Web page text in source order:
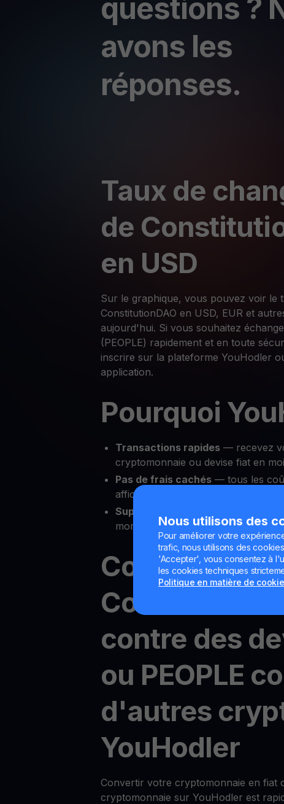
Nous utilisons des
Pour améliorer votre
trafic, nous utilisons des
'Accepter', vous consentez à
les cookies techniques
Politique en matière de
questions ?
avons les
réponses.
Taux de
de
en USD
Sur le graphique, vous pouvez voir le
ConstitutionDAO en USD, EUR et
aujourd'hui. Si vous souhaitez
(PEOPLE) rapidement et en toute
inscrire sur la plateforme YouHodler
application.
Pourquoi
Transactions rapides — recevez
cryptomonnaie ou devise fiat en
Pas de frais cachés — tous les
affichés avant confirmation
Support amical 24/7
moment, où que vous soyez
Comment
contre des
ou PEOPLE
d'autres
YouHodler
Convertir votre cryptomonnaie en fiat
cryptomonnaie sur YouHodler est